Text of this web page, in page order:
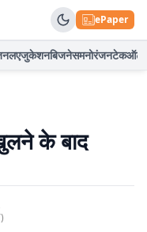
ePaper
एजुकेशनबिजनेसमनोरंजनटेकऑटो
के बाद